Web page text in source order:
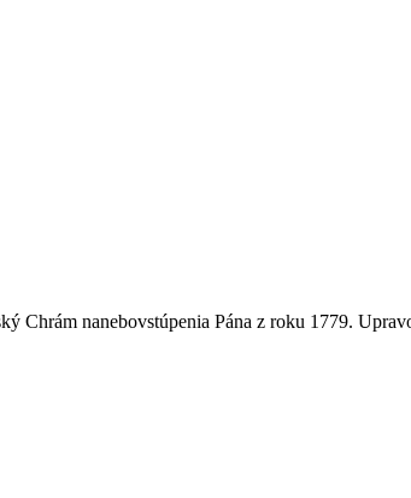
Chrám nanebovstúpenia Pána z roku 1779.